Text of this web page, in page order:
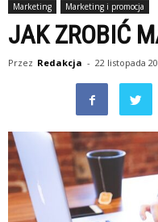
Marketing Marketing i promocja
JAK ZROBIĆ
Przez Redakcja - 22 listopada